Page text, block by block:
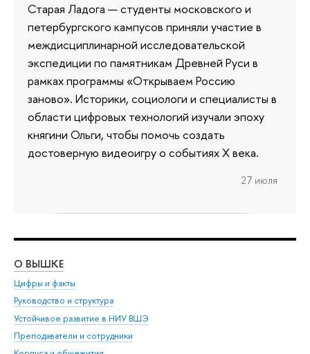
Старая Ладога — студенты московского и
петербургского кампусов приняли участие в
междисциплинарной исследовательской
экспедиции по памятникам Древней Руси в
рамках программы «Открываем Россию
заново». Историки, социологи и специалисты в
области цифровых технологий изучали эпоху
княгини Ольги, чтобы помочь создать
достоверную видеоигру о событиях X века.
27 июля
О ВЫШКЕ
Цифры и факты
Руководство и структура
Устойчивое развитие в НИУ ВШЭ
Преподаватели и сотрудники